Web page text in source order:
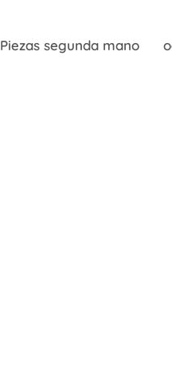
Piezas segunda mano